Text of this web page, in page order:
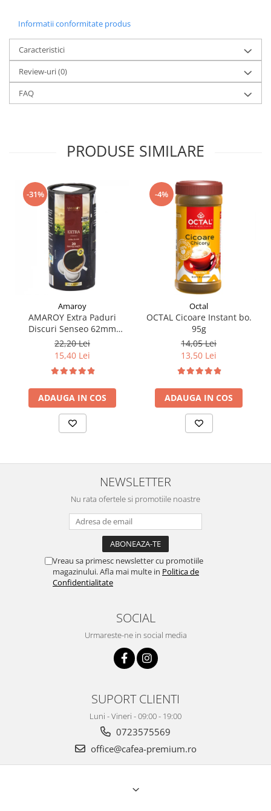
Informatii conformitate produs
Caracteristici
Review-uri(0)
FAQ
PRODUSE SIMILARE
-31%
Amaroy
AMAROY Extra Paduri
Discuri Senseo 62mm
Monodoze 20buc 140g
22,20 Lei
15,40 Lei
ADAUGA IN COS
-4%
Octal
OCTAL Cicoare Instant bo.
95g
14,05 Lei
13,50 Lei
ADAUGA IN COS
NEWSLETTER
Nu rata ofertele si promotiile noastre
Vreau sa primesc newsletter cu promotiile
magazinului. Afla mai multe in Politica de
Confidentialitate
SOCIAL
Urmareste-ne in social media
SUPORT CLIENTI
Luni - Vineri - 09:00 - 19:00
0723575569
office@cafea-premium.ro